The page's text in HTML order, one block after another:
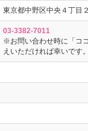
東京都中野区中央４丁目
03-3382-7011
※お問い合わせ時に「コ
えいただければ幸いです。